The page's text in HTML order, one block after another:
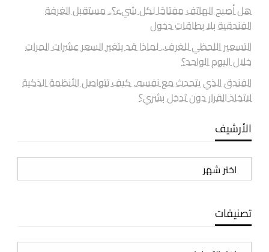
هل أصبح الهاتف مفتاحًا لكل شيء؟.. مستقبل الغرفة
الفندقية بلا بطاقات دخول
التسعير اللحظي للغرف.. لماذا قد يتغير السعر عشرات المرات
خلال اليوم الواحد؟
الفندق الذي يتحدث مع نفسه.. كيف تتواصل الأنظمة الذكية
لاتخاذ القرار دون تدخل بشري؟
الأرشيف
الأرشيف
تصنيفات
تصنيفات